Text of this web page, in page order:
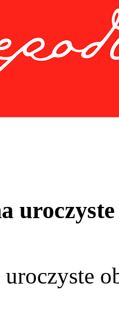
uroczyste